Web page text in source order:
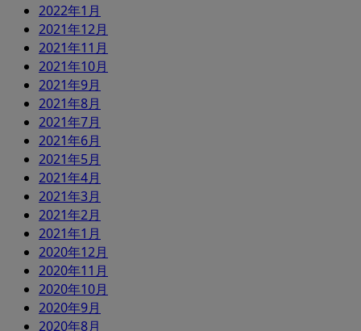
2022年1月
2021年12月
2021年11月
2021年10月
2021年9月
2021年8月
2021年7月
2021年6月
2021年5月
2021年4月
2021年3月
2021年2月
2021年1月
2020年12月
2020年11月
2020年10月
2020年9月
2020年8月